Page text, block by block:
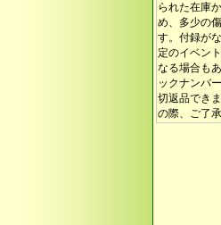
られた在庫
め、多少の
す。付録が
定のイベン
なる場合も
ックナンバ
切返品でき
の際、ご了